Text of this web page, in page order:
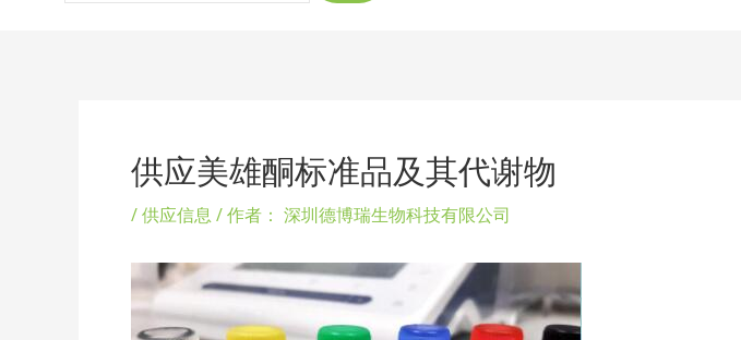
供应美雄酮标准品及其代谢物
/供应信息 / 作者： 深圳德博瑞生物科技有限公司